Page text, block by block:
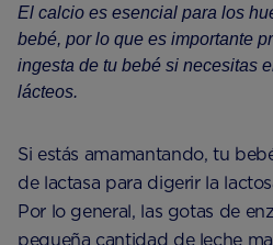
El calcio es esencial para los
bebé, por lo que es importante
ingesta de tu bebé si necesitas
lácteos.
Si estás amamantando, tu
de lactasa para digerir la
Por lo general, las gotas de
pequeña cantidad de leche